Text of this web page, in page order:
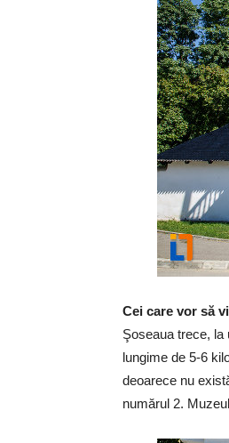
Cei care vor să
Şoseaua trece, la
lungime de 5-6
deoarece nu
numărul 2.